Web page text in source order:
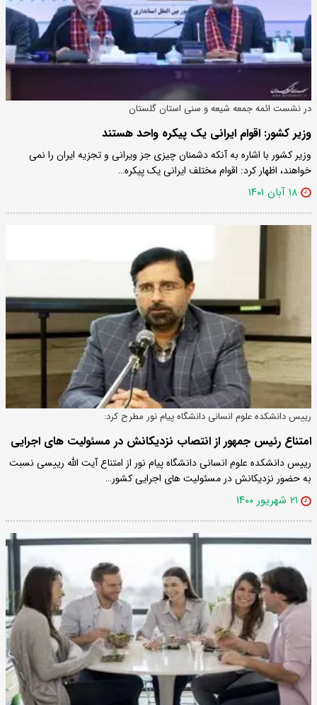
در نشست ائمه جمعه شیعه و سنی استان گلستان
وزیر کشور: اقوام ایرانی یک پیکره واحد هستند
وزیر کشور با اشاره به آنکه دشمنان چیزی جز ویرانی و تجزیه ایران را نمی
خواهند، اظهار کرد: اقوام مختلف ایرانی یک پیکره…
۱۸ آبان ۱۴۰۱
رییس دانشکده علوم انسانی دانشگاه پیام نور مطرح کرد:
امتناع رئیس جمهور از انتصاب نزدیکانش در مسئولیت های اجرایی
رییس دانشکده علوم انسانی دانشگاه پیام نور از امتناع آیت الله رییسی نسبت
به حضور نزدیکانش در مسئولیت های اجرایی کشور…
۲۱ شهریور ۱۴۰۰